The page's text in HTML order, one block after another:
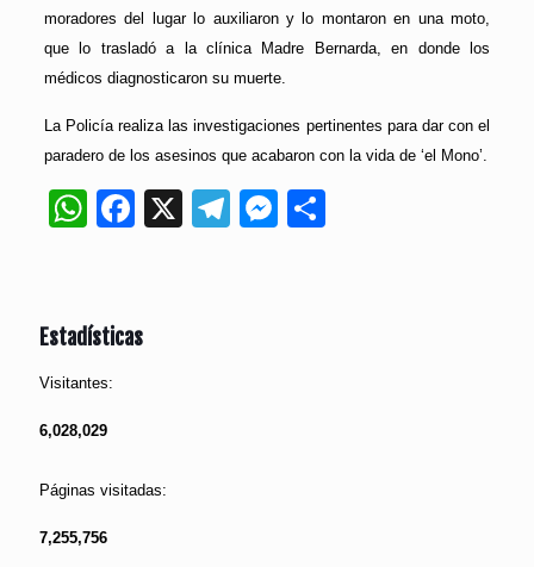
moradores del lugar lo auxiliaron y lo montaron en una moto,
que lo trasladó a la clínica Madre Bernarda, en donde los
médicos diagnosticaron su muerte.
La Policía realiza las investigaciones pertinentes para dar con el
paradero de los asesinos que acabaron con la vida de ‘el Mono’.
WhatsApp
Facebook
X Telegram
Messenger
Estadísticas
Visitantes:
6,028,029
Páginas visitadas:
7,255,756